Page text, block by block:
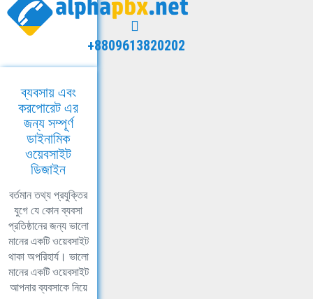
+8809613820202
ব্যবসায় এবং
করপোরেট এর
জন্য সম্পূর্ণ
ডাইনামিক
ওয়েবসাইট
ডিজাইন
বর্তমান তথ্য প্রযুক্তির
যুগে যে কোন ব্যবসা
প্রতিষ্ঠানের জন্য ভালো
মানের একটি ওয়েবসাইট
থাকা অপরিহার্য। ভালো
মানের একটি ওয়েবসাইট
আপনার ব্যবসাকে নিয়ে